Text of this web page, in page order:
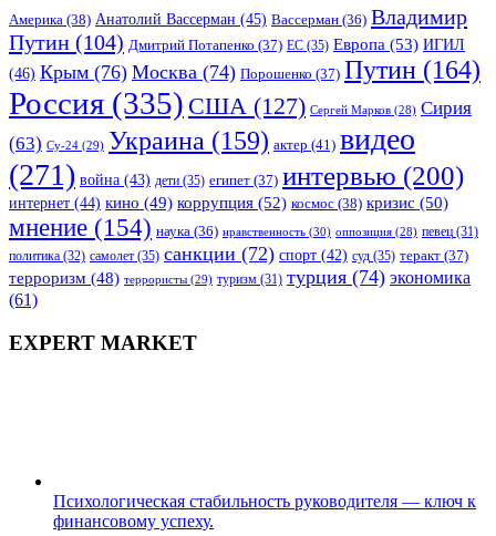
Америка (38) Анатолий Вассерман (45) Вассерман (36) Владимир
Путин (104) Дмитрий Потапенко (37) ЕС (35) Европа (53) ИГИЛ
(46) Крым (76) Москва (74) Порошенко (37) Путин (164)
Россия (335) США (127) Сергей Марков (28) Сирия
(63) Су-24 (29) Украина (159) актер (41) видео
(271) война (43) дети (35) египет (37) интервью (200)
интернет (44) кино (49) коррупция (52) космос (38) кризис (50)
мнение (154) наука (36) нравственность (30) оппозиция (28) певец (31)
политика (32) самолет (35) санкции (72) спорт (42) суд (35) теракт (37)
терроризм (48) террористы (29) туризм (31) турция (74) экономика
(61)
EXPERT MARKET
Психологическая стабильность руководителя — ключ к
финансовому успеху.